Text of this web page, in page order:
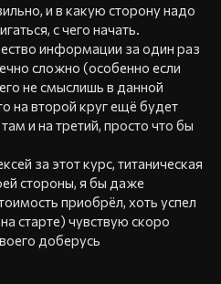
и в какую сторону надо
с чего начать.
информации за один раз
сложно (особенно если
не смыслишь в данной
на второй круг ещё будет
и на третий, просто что бы
за этот курс, титаническая
стороны, я бы даже
приобрёл, хоть успел
старте) чувствую скоро
доберусь